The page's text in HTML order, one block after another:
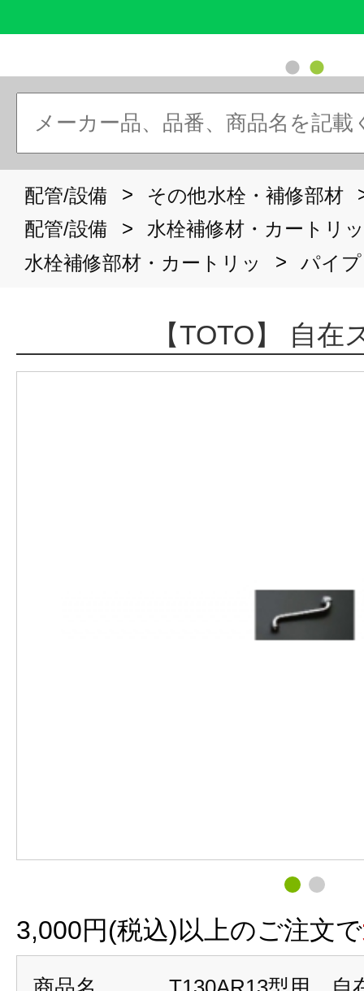
配管/設備 > その他水栓・補修部材
配管/設備
>
水栓補修材・カートリ
水栓補修部材・カートリッ
> パイ
【TOTO】 自在
3,000円(税込)以上のご注文で